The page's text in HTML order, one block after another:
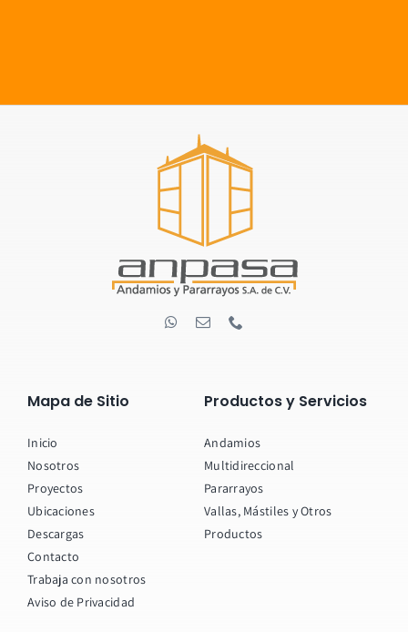
Mapa de Sitio
Inicio
Nosotros
Proyectos
Ubicaciones
Descargas
Contacto
Trabaja con nosotros
Aviso de Privacidad
Productos y Servicios
Andamios
Multidireccional
Pararrayos
Vallas, Mástiles y Otros
Productos